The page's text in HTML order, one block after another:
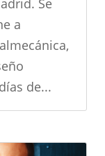
Se
a
de...